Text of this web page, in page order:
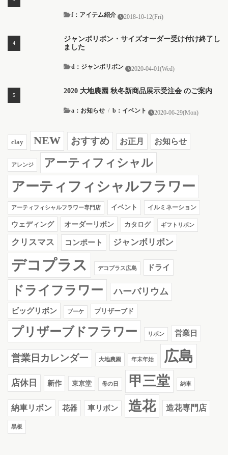
2018-10-12(Fri)
f：アイテム紹介
ジャンボリボン・サイズオーダー受け付け終了し
ました
2020-04-01(Wed)
d：ジャンボリボン
2020 大地農園 秋冬新商品展示受注会 のご案内
2020-06-29(Mon)
a：お知らせ / b：イベント
clay NEW おすすめ お正月 お知らせ
アレンジ アーティフィシャル
アーティフィシャルフラワー
アーティフィシャルフラワー専門店 イベント イルミネーション
ウェディング オーダーリボン カタログ ギフトリボン
クリスマス コンポート ジャンボリボン
デコプラス デコプラス広島 ドライ
ドライフラワー ハーバリウム
ビッグリボン ブーケ プリザーブド
プリザーブドフラワー リボン 営業日
営業日カレンダー 大地農園 年末年始 広島
店休日 新作 東京堂 母の日 甲三堂 納車
納車リボン 花器 車リボン 造花 造花専門店
黒板